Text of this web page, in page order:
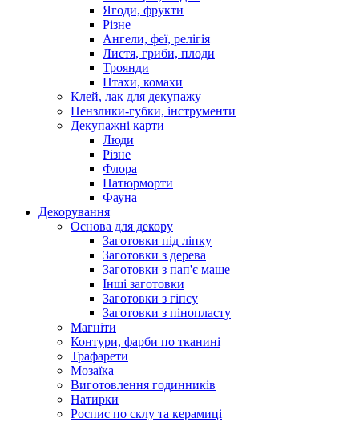
Ягоди, фрукти
Різне
Ангели, феї, релігія
Листя, гриби, плоди
Троянди
Птахи, комахи
Клей, лак для декупажу
Пензлики-губки, інструменти
Декупажні карти
Люди
Різне
Флора
Натюрморти
Фауна
Декорування
Основа для декору
Заготовки під ліпку
Заготовки з дерева
Заготовки з пап'є маше
Інші заготовки
Заготовки з гіпсу
Заготовки з пінопласту
Магніти
Контури, фарби по тканині
Трафарети
Мозаїка
Виготовлення годинників
Натирки
Роспис по склу та керамиці